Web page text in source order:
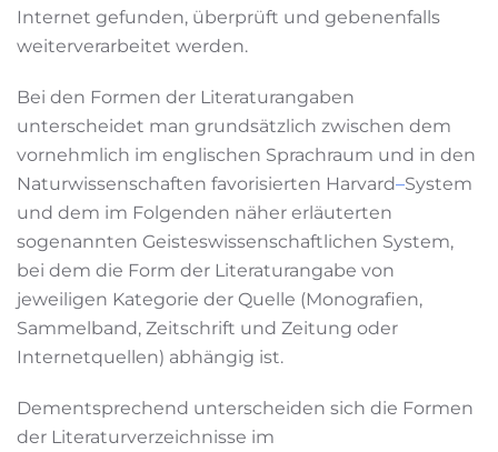
Internet gefunden, überprüft und gebenenfalls
weiterverarbeitet werden.
Bei den Formen der Literaturangaben
unterscheidet man grundsätzlich zwischen dem
vornehmlich im englischen Sprachraum und in den
Naturwissenschaften favorisierten Harvard–System
und dem im Folgenden näher erläuterten
sogenannten Geisteswissenschaftlichen System,
bei dem die Form der Literaturangabe von
jeweiligen Kategorie der Quelle (Monografien,
Sammelband, Zeitschrift und Zeitung oder
Internetquellen) abhängig ist.
Dementsprechend unterscheiden sich die Formen
der Literaturverzeichnisse im